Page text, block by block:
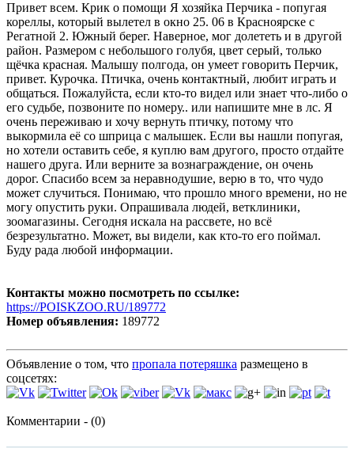
Привет всем. Крик о помощи Я хозяйка Перчика - попугая
кореллы, который вылетел в окно 25. 06 в Красноярске с
Регатной 2. Южный берег. Наверное, мог долететь и в другой
район. Размером с небольшого голубя, цвет серый, только
щёчка красная. Малышу полгода, он умеет говорить Перчик,
привет. Курочка. Птичка, очень контактный, любит играть и
общаться. Пожалуйста, если кто-то видел или знает что-либо о
его судьбе, позвоните по номеру.. или напишите мне в лс. Я
очень переживаю и хочу вернуть птичку, потому что
выкормила её со шприца с малышек. Если вы нашли попугая,
но хотели оставить себе, я куплю вам другого, просто отдайте
нашего друга. Или верните за вознаграждение, он очень
дорог. Спасибо всем за неравнодушие, верю в то, что чудо
может случиться. Понимаю, что прошло много времени, но не
могу опустить руки. Опрашивала людей, ветклиники,
зоомагазины. Сегодня искала на рассвете, но всё
безрезультатно. Может, вы видели, как кто-то его поймал.
Буду рада любой информации.
Контакты можно посмотреть по ссылке:
https://POISKZOO.RU/189772
Номер объявления: 189772
Объявление о том, что пропала потеряшка размещено в
соцсетях:
Комментарии - (0)